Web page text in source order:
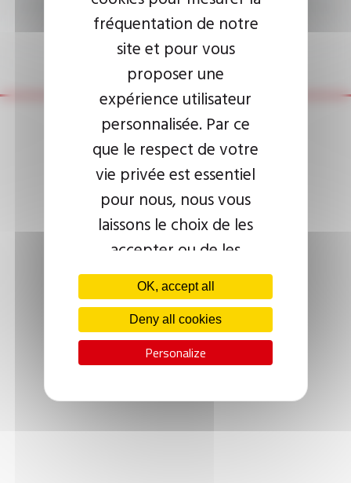
Privacy Policy
Copyright © 2026 Groupe OMERIN
fréquentation de notre
site et pour vous
proposer une
expérience utilisateur
personnalisée. Par ce
que le respect de votre
vie privée est essentiel
pour nous, nous vous
laissons le choix de les
accepter ou de les
paramétrer.
OK, accept all
Deny all cookies
Personalize